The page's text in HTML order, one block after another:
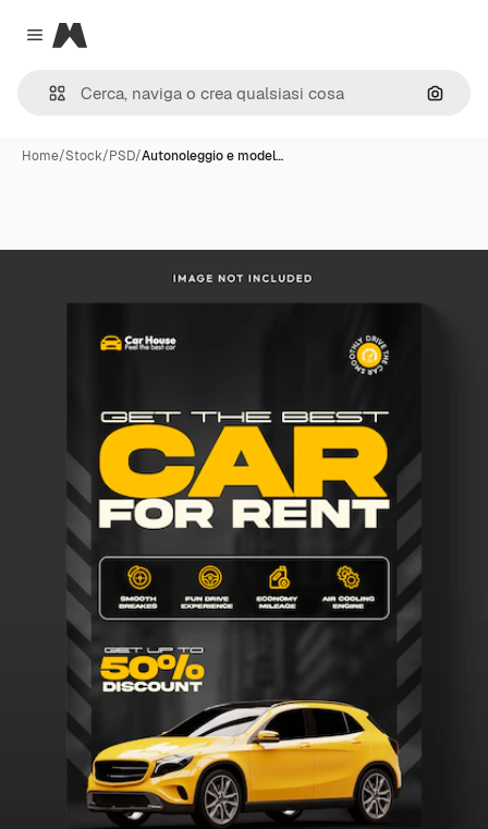
Close menu
Magnific
Cerca
Home/Stock/PSD/Autonoleggio e model…